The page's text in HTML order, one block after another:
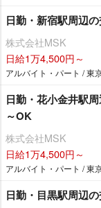
日勤・新宿駅周辺
株式会社MSK
日給1万4,500円～
アルバイト・パート / 東
日勤・花小金井駅
～OK
株式会社MSK
日給1万4,500円～
アルバイト・パート / 東
日勤・目黒駅周辺